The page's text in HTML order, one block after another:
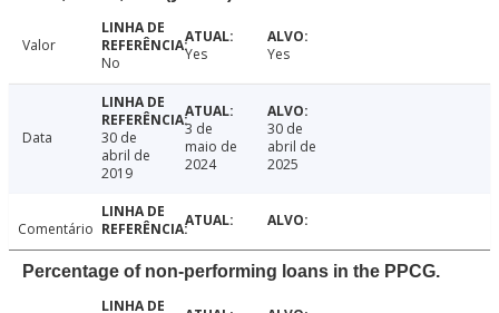
Valor
No
Yes Yes
Data
30 de
abril de
2019
3 de
maio de
2024
30 de
abril de
2025
Comentário
Percentage of non-performing loans in the PPCG.